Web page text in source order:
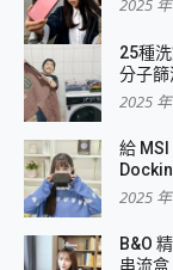
2025
25種
分子篩
2025
給
2025
B&O
串流盒